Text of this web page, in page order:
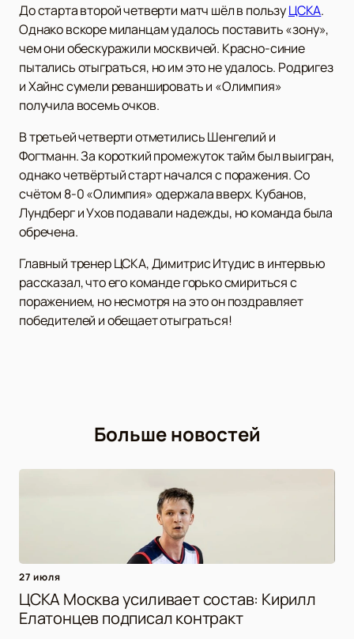
До старта второй четверти матч шёл в пользуЦСКА.
Однако вскоре миланцам удалось поставить «зону»,
чем они обескуражили москвичей. Красно-синие
пытались отыграться, но им это не удалось. Родригез
и Хайнс сумели реваншировать и «Олимпия»
получила восемь очков.
В третьей четверти отметились Шенгелий и
Фогтманн. За короткий промежуток тайм был выигран,
однако четвёртый старт начался с поражения. Со
счётом 8-0 «Олимпия» одержала вверх. Кубанов,
Лундберг и Ухов подавали надежды, но команда была
обречена.
Главный тренер ЦСКА, Димитрис Итудис в интервью
рассказал, что его команде горько смириться с
поражением, но несмотря на это он поздравляет
победителей и обещает отыграться!
Больше новостей
27 июля
ЦСКА Москва усиливает состав: Кирилл
Елатонцев подписал контракт